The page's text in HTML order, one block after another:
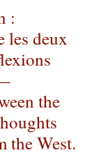
:
les deux
the
the West.